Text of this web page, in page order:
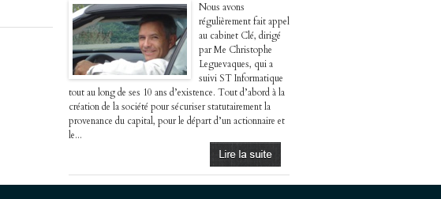
Nous avons
régulièrement fait appel
au cabinet Clé, dirigé
par Me Christophe
Leguevaques, qui a
suivi ST Informatique
tout au long de ses 10 ans d’existence. Tout d’abord à la
création de la société pour sécuriser statutairement la
provenance du capital, pour le départ d’un actionnaire et
le...